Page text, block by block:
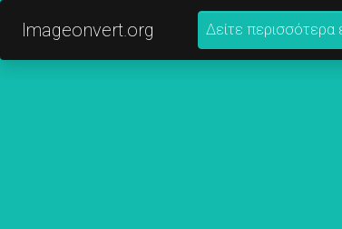
Imageonvert.org Δείτε περισσότερα